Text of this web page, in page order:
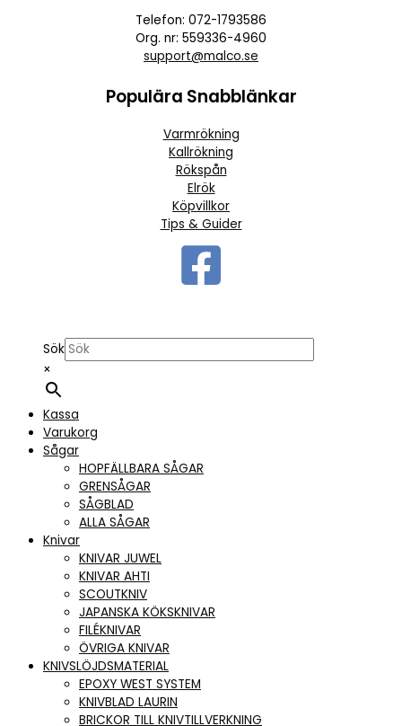
Telefon: 072-1793586
Org. nr: 559336-4960
support@malco.se
Populära Snabblänkar
Varmrökning
Kallrökning
Rökspån
Elrök
Köpvillkor
Tips & Guider
Sök
×
Kassa
Varukorg
Sågar
HOPFÄLLBARA SÅGAR
GRENSÅGAR
SÅGBLAD
ALLA SÅGAR
Knivar
KNIVAR JUWEL
KNIVAR AHTI
SCOUTKNIV
JAPANSKA KÖKSKNIVAR
FILÉKNIVAR
ÖVRIGA KNIVAR
KNIVSLÖJDSMATERIAL
EPOXY WEST SYSTEM
KNIVBLAD LAURIN
BRICKOR TILL KNIVTILLVERKNING